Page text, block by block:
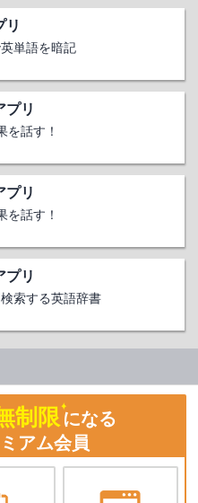
単語を暗記
リ
を話す！
リ
を話す！
リ
索する英語辞書
制限になる
アム会員